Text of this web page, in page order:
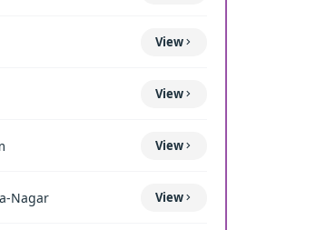
View
View
View
Nagar View